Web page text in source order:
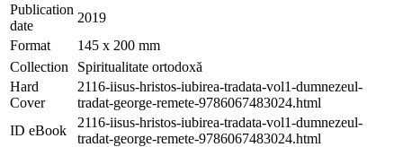
Publication
date
2019
Format
145 x 200 mm
Collection
Spiritualitate ortodoxă
Hard
Cover
2116-iisus-hristos-iubirea-tradata-vol1-dumnezeul-
tradat-george-remete-9786067483024.html
ID eBook
2116-iisus-hristos-iubirea-tradata-vol1-dumnezeul-
tradat-george-remete-9786067483024.html